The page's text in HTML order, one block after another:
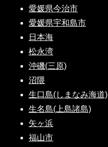
愛媛県今治市
愛媛県宇和島市
日本海
松永湾
沖磯(三原)
沼隈
生口島(しまなみ海道)
生名島(上島諸島)
矢ヶ浜
福山市